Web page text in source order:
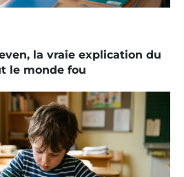
la vraie explication du
le monde fou